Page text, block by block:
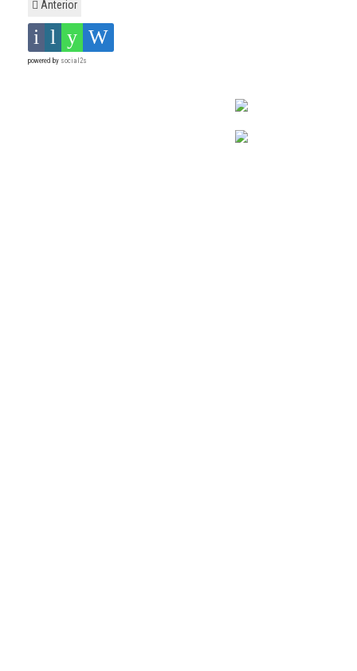
Anterior
powered by social2s